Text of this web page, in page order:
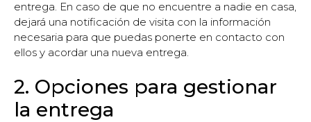
entrega. En caso de que no encuentre a nadie en casa,
dejará una notificación de visita con la información
necesaria para que puedas ponerte en contacto con
ellos y acordar una nueva entrega.
2. Opciones para gestionar
la entrega